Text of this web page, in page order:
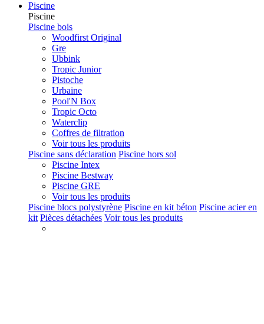
Piscine
Piscine
Piscine bois
Woodfirst Original
Gre
Ubbink
Tropic Junior
Pistoche
Urbaine
Pool'N Box
Tropic Octo
Waterclip
Coffres de filtration
Voir tous les produits
Piscine sans déclaration Piscine hors sol
Piscine Intex
Piscine Bestway
Piscine GRE
Voir tous les produits
Piscine blocs polystyrène Piscine en kit béton Piscine acier en
kit Pièces détachées Voir tous les produits